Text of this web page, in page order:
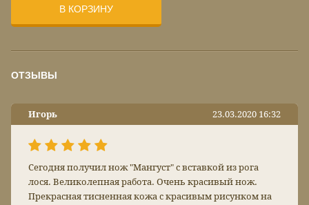
В КОРЗИНУ
ОТЗЫВЫ
Игорь 23.03.2020 16:32
Сегодня получил нож "Мангуст" с вставкой из рога
лося. Великолепная работа. Очень красивый нож.
Прекрасная тисненная кожа с красивым рисунком на